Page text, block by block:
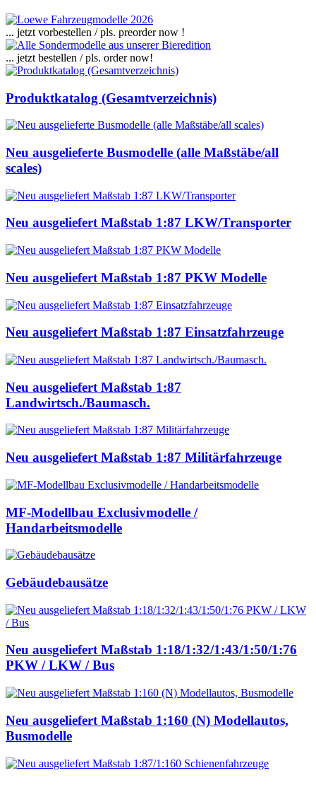
... jetzt vorbestellen / pls. preorder now !
... jetzt bestellen / pls. order now!
Produktkatalog (Gesamtverzeichnis)
Neu ausgelieferte Busmodelle (alle Maßstäbe/all
scales)
Neu ausgeliefert Maßstab 1:87 LKW/Transporter
Neu ausgeliefert Maßstab 1:87 PKW Modelle
Neu ausgeliefert Maßstab 1:87 Einsatzfahrzeuge
Neu ausgeliefert Maßstab 1:87
Landwirtsch./Baumasch.
Neu ausgeliefert Maßstab 1:87 Militärfahrzeuge
MF-Modellbau Exclusivmodelle /
Handarbeitsmodelle
Gebäudebausätze
Neu ausgeliefert Maßstab 1:18/1:32/1:43/1:50/1:76
PKW / LKW / Bus
Neu ausgeliefert Maßstab 1:160 (N) Modellautos,
Busmodelle